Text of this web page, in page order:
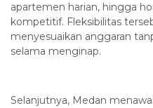
apartemen harian, hingga
kompetitif. Fleksibilitas
menyesuaikan anggaran
selama menginap.
Selanjutnya, Medan